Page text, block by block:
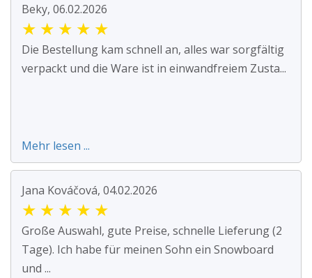
Beky, 06.02.2026
★ ★ ★ ★ ★
Die Bestellung kam schnell an, alles war sorgfältig
verpackt und die Ware ist in einwandfreiem Zusta...
Mehr lesen ...
Jana Kováčová, 04.02.2026
★ ★ ★ ★ ★
Große Auswahl, gute Preise, schnelle Lieferung (2
Tage). Ich habe für meinen Sohn ein Snowboard
und ...